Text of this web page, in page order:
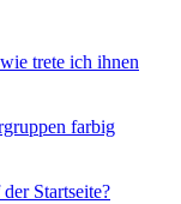
trete ich ihnen
farbig
Startseite?